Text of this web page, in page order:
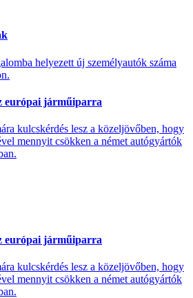
helyezett új személyautók száma
európai járműiparra
kulcskérdés lesz a közeljövőben, hogy
mennyit csökken a német autógyártók
európai járműiparra
kulcskérdés lesz a közeljövőben, hogy
mennyit csökken a német autógyártók